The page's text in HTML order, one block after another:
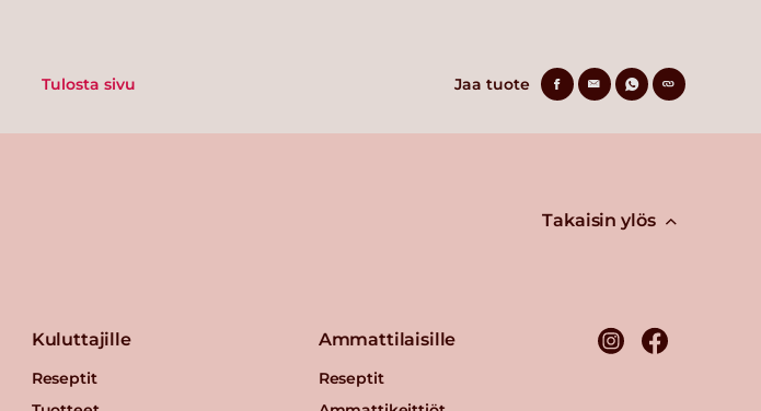
Tulosta sivu Jaa tuote
Takaisin ylös
Kuluttajille
Reseptit
Ammattilaisille
Reseptit